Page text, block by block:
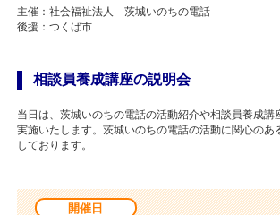
主催：社会福祉法人 茨城いのちの電話
後援：つくば市
相談員養成講座の説明会
当日は、茨城いのちの電話の活動紹介や相談員養成講
実施いたします。茨城いのちの電話の活動に関心のあ
しております。
開催日